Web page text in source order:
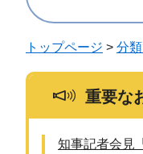
じ
トップページ > 分
重要な
知事記者会見